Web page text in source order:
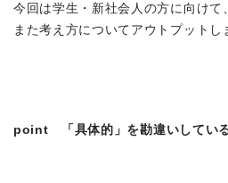
今回は学生・新社会人の方に向けて
また考え方についてアウトプットし
point 「具体的」を勘違いしてい